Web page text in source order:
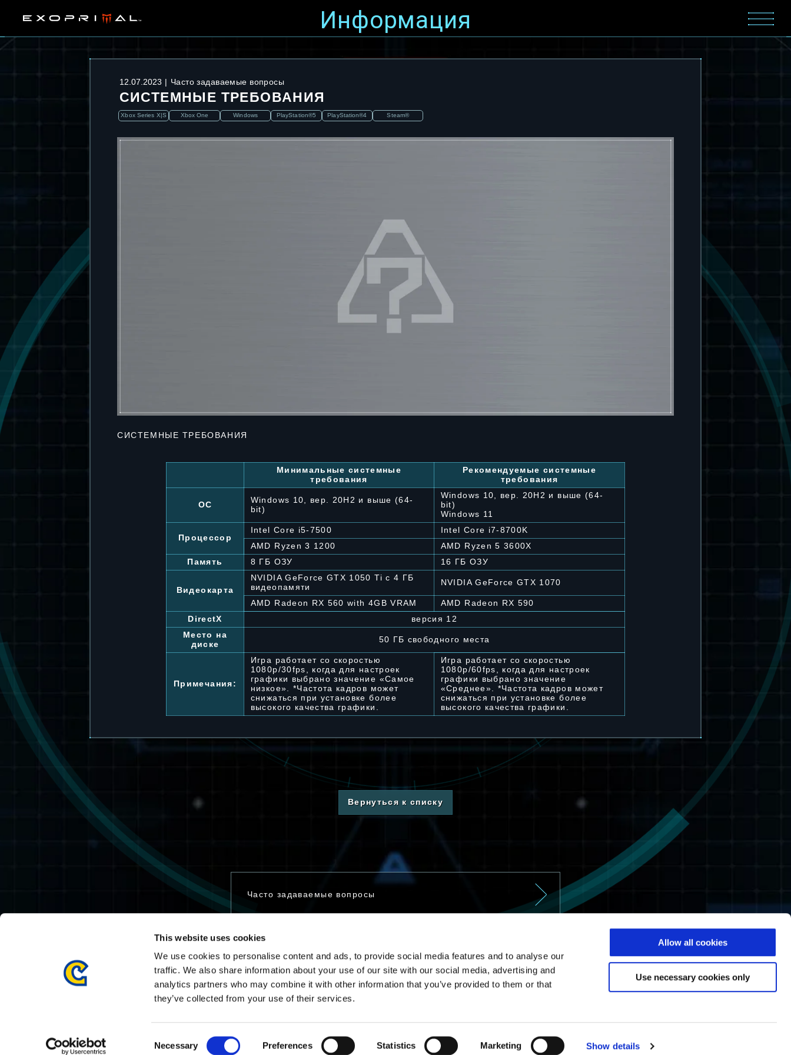
This website uses cookies
We use cookies to personalise content and ads, to provide social media features and to analyse our
traffic. We also share information about your use of our site with our social media, advertising and
analytics partners who may combine it with other information that you’ve provided to them or that
they’ve collected from your use of their services.
Selection
Necessary Preferences Statistics Marketing Show details
Allow all cookies
Use necessary cookies only
Информация
12.07.2023 Часто задаваемые вопросы
СИСТЕМНЫЕ ТРЕБОВАНИЯ
Xbox Series X|S Xbox One Windows PlayStation®5 PlayStation®4 Steam®
СИСТЕМНЫЕ ТРЕБОВАНИЯ
Минимальные системные
требования
Рекомендуемые системные
требования
ОС
Windows 10, вер. 20H2 и выше (64-
bit)
Windows 10, вер. 20H2 и выше (64-
bit)
Windows 11
Процессор
Intel Core i5-7500
Intel Core i7-8700K
AMD Ryzen 3 1200
AMD Ryzen 5 3600X
Память
8 ГБ ОЗУ 16 ГБ ОЗУ
Видеокарта
NVIDIA GeForce GTX 1050 Ti с 4 ГБ
видеопамяти
NVIDIA GeForce GTX 1070
AMD Radeon RX 560 with 4GB VRAM
AMD Radeon RX 590
DirectX
версия 12
Место на
диске
50 ГБ свободного места
Примечания:
Игра работает со скоростью
1080p/30fps, когда для настроек
графики выбрано значение «Самое
низкое». *Частота кадров может
снижаться при установке более
высокого качества графики.
Игра работает со скоростью
1080p/60fps, когда для настроек
графики выбрано значение
«Среднее». *Частота кадров может
снижаться при установке более
высокого качества графики.
Вернуться к списку
Часто задаваемые вопросы